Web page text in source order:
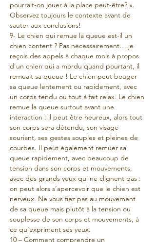
pourrait-on jouer à la place peut-être? ».
Observez toujours le contexte avant de
sauter aux conclusions!
9- Le chien qui remue la queue est-il un
chien content ? Pas nécessairement….je
reçois des appels à chaque mois à propos
d’un chien qui a mordu quand pourtant, il
remuait sa queue ! Le chien peut bouger
sa queue lentement ou rapidement, avec
un corps tendu ou tout à fait relax. Le chien
remue la queue surtout avant une
interaction : il peut être heureux, alors tout
son corps sera détendu, son visage
souriant, ses gestes souples et pleines de
courbes. Il peut également remuer sa
queue rapidement, avec beaucoup de
tension dans son corps et mouvements,
avec des grands yeux qui ne clignent pas :
on peut alors s’apercevoir que le chien est
nerveux. Ne vous fiez pas au mouvement
de sa queue mais plutôt à la tension ou
souplesse de son corps et mouvements, à
ce qu’expriment ses yeux.
10 – Comment comprendre un